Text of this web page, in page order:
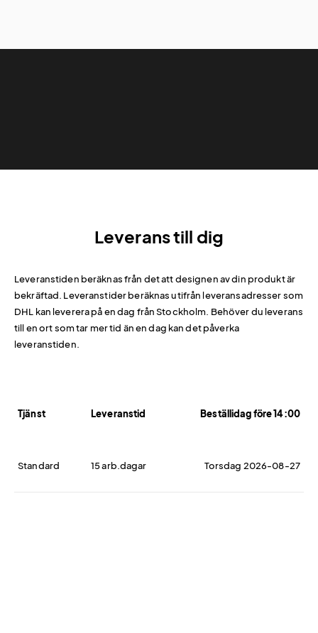
Leverans till dig
Leveranstiden beräknas från det att designen av din produkt är
bekräftad. Leveranstider beräknas utifrån leveransadresser som
DHL kan leverera på en dag från Stockholm. Behöver du leverans
till en ort som tar mer tid än en dag kan det påverka
leveranstiden.
Tjänst Leveranstid Beställidag före 14:00
Standard 15 arb.dagar Torsdag 2026-08-27